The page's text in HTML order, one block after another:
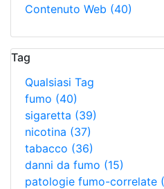
Contenuto Web (40)
Tag
Qualsiasi Tag
fumo (40)
sigaretta (39)
nicotina (37)
tabacco (36)
danni da fumo (15)
patologie fumo-correlate